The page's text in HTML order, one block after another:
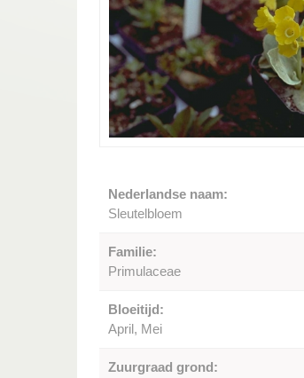
Nederlandse naam:
Sleutelbloem
Familie:
Primulaceae
Bloeitijd:
April, Mei
Zuurgraad grond: